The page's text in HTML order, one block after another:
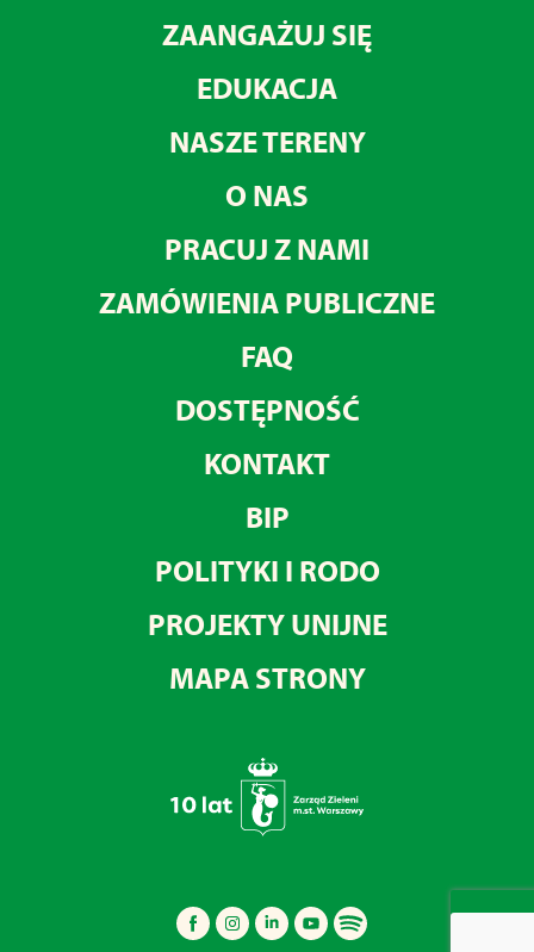
ZAANGAŻUJ SIĘ
EDUKACJA
NASZE TERENY
O NAS
PRACUJ Z NAMI
ZAMÓWIENIA PUBLICZNE
FAQ
DOSTĘPNOŚĆ
KONTAKT
BIP
POLITYKI I RODO
PROJEKTY UNIJNE
MAPA STRONY